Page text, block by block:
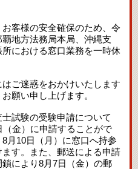
客様の安全確保のため、令
地方法務局本局、沖縄支
における窓口業務を一時休
ご迷惑をおかけいたします
願い申し上げます。
試験の受験申請について
金）に申請することがで
月10日（月）に窓口へ持参
す。また、郵送による申請
により8月7日（金）の郵